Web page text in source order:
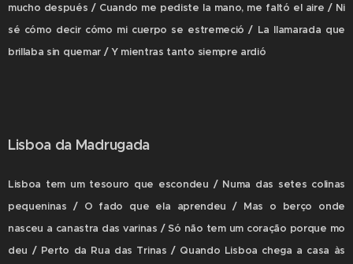
mucho después / Cuando me pediste la mano, me faltó el aire / Ni
sé cómo decir cómo mi cuerpo se estremeció / La llamarada que
brillaba sin quemar / Y mientras tanto siempre ardió
Lisboa da Madrugada
Lisboa tem um tesouro que escondeu / Numa das setes colinas
pequeninas / O fado que ela aprendeu / Mas o berço onde
nasceu a canastra das varinas / Só não tem um coração porque mo
deu / Perto da Rua das Trinas / Quando Lisboa chega a casa às